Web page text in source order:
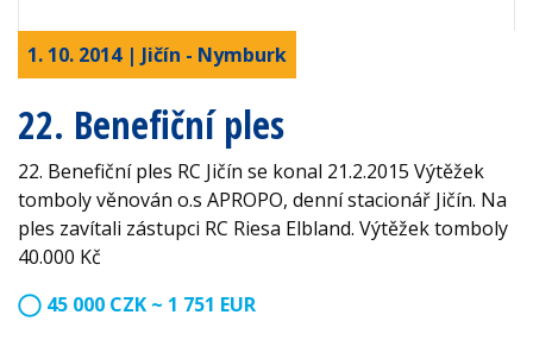
1. 10. 2014 | Jičín - Nymburk
22. Benefiční ples
22. Benefiční ples RC Jičín se konal 21.2.2015 Výtěžek
tomboly věnován o.s APROPO, denní stacionář Jičín. Na
ples zavítali zástupci RC Riesa Elbland. Výtěžek tomboly
40.000 Kč
45 000 CZK ~ 1 751 EUR